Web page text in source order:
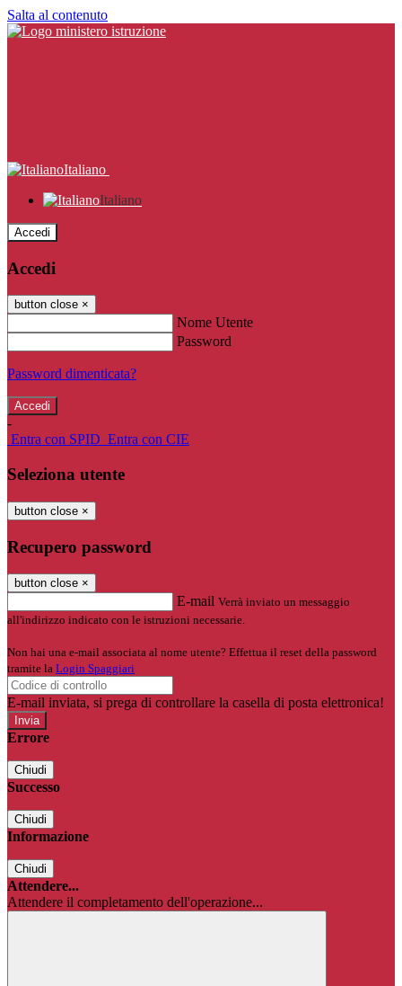
Salta al contenuto
Italiano
Italiano
Accedi
Accedi
button close ×
Nome Utente
Password
Password dimenticata?
-
Entra con SPID Entra con CIE
Seleziona utente
button close ×
Recupero password
button close ×
E-mail Verrà inviato un messaggio
all'indirizzo indicato con le istruzioni necessarie.
Non hai una e-mail associata al nome utente? Effettua il reset della password
tramite la Login Spaggiari
E-mail inviata, si prega di controllare la casella di posta elettronica!
Errore
Chiudi
Successo
Chiudi
Informazione
Chiudi
Attendere...
Attendere il completamento dell'operazione...